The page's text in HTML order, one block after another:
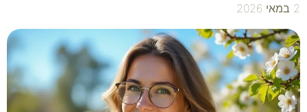
2 במאי 2026